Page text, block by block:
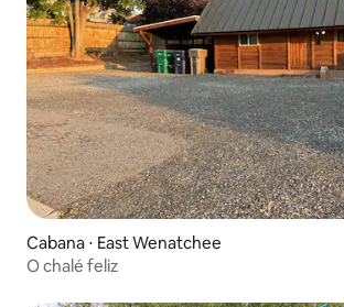
Cabana ⋅ East Wenatchee
O chalé feliz